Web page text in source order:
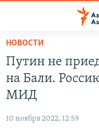
Вернуться
основному
содержанию
Вернутся
главной
навигации
КАЗАХСТАН
КЫРГЫЗСТАН
ТАДЖИКИСТАН
НОВОСТИ
ВОЙНА В УКРАИНЕ
ҚАЗАҚША
НОВОСТИ
Путин не
на Бали.
МИД
10 ноября 2022, 12:59